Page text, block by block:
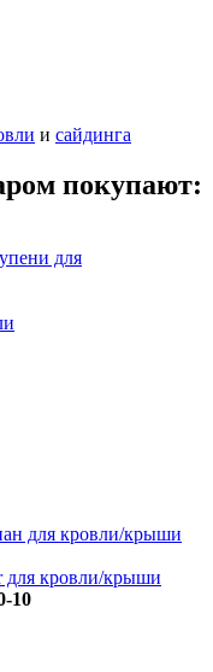
и сайдинга
покупают:
для
для кровли/крыши
кровли/крыши
10